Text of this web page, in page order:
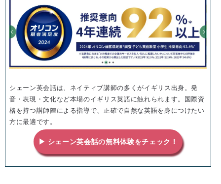
シェーン英会話は、ネイティブ講師の多くがイギリス出身。発
音・表現・文化など本場のイギリス英語に触れられます。国際資
格を持つ講師陣による指導で、正確で自然な英語を身につけたい
方に最適です。
▶ シェーン英会話の無料体験をチェック！